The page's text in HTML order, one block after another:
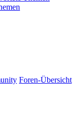
Foren-Übersicht